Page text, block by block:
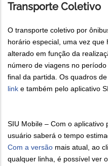
Transporte Coletivo
O transporte coletivo por
horário especial, uma vez
alterado em função da
número de viagens no
final da partida. Os quadros
link e também pelo aplicativo
SIU Mobile – Com o aplicativo
usuário saberá o tempo
Com a versão mais atual, ao
qualquer linha, é possível ver